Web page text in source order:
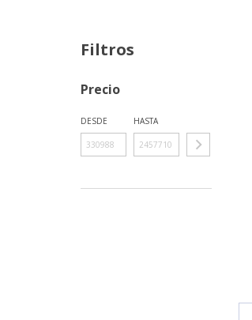
Filtros
Precio
DESDE HASTA